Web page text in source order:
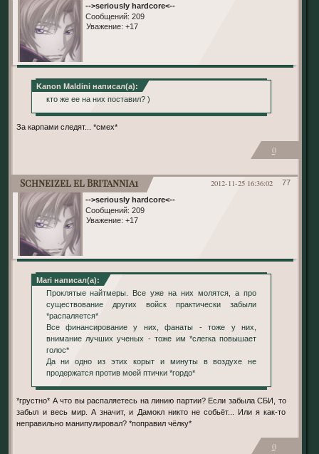
-->seriously hardcore<--
Сообщений: 209
Уважение: +17
Kanon Maldini написал(а):
кто же ее на них поставил? )
За карпами следят... *смех*
0
77
2012-11-25 16:36:02
Schneizel el Britannia1
-->seriously hardcore<--
Сообщений: 209
Уважение: +17
Mari написал(а):
Проклятые найтмеры. Все уже на них молятся, а про
существование других войск практически забыли
*распаляется*
Все финансирование у них, фанаты - тоже у них,
внимание лучших ученых - тоже им *слегка повышает
голос*
Да ни одно из этих корыт и минуты в воздухе не
продержатся против моей птички *гордо*
*грустно* А что вы распаляетесь на линию партии? Если забыла СБИ, то
забыл и весь мир. А значит, и Дамокл никто не собьёт... Или я как-то
неправильно манипулировал? *поправил чёлку*
0